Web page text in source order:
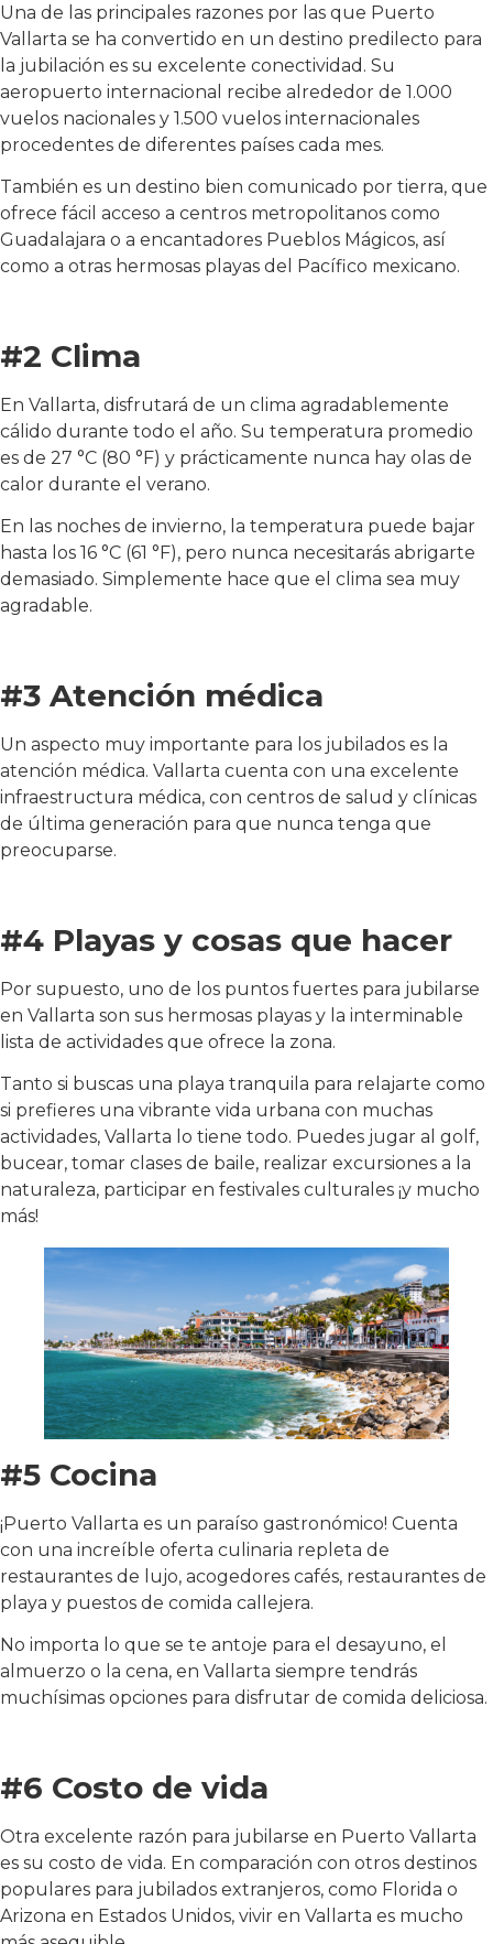
Una de las principales razones por las que Puerto
Vallarta se ha convertido en un destino predilecto para
la jubilación es su excelente conectividad. Su
aeropuerto internacional recibe alrededor de 1.000
vuelos nacionales y 1.500 vuelos internacionales
procedentes de diferentes países cada mes.
También es un destino bien comunicado por tierra, que
ofrece fácil acceso a centros metropolitanos como
Guadalajara o a encantadores Pueblos Mágicos, así
como a otras hermosas playas del Pacífico mexicano.
#2 Clima
En Vallarta, disfrutará de un clima agradablemente
cálido durante todo el año. Su temperatura promedio
es de 27 °C (80 °F) y prácticamente nunca hay olas de
calor durante el verano.
En las noches de invierno, la temperatura puede bajar
hasta los 16 °C (61 °F), pero nunca necesitarás abrigarte
demasiado. Simplemente hace que el clima sea muy
agradable.
#3 Atención médica
Un aspecto muy importante para los jubilados es la
atención médica. Vallarta cuenta con una excelente
infraestructura médica, con centros de salud y clínicas
de última generación para que nunca tenga que
preocuparse.
#4 Playas y cosas que hacer
Por supuesto, uno de los puntos fuertes para jubilarse
en Vallarta son sus hermosas playas y la interminable
lista de actividades que ofrece la zona.
Tanto si buscas una playa tranquila para relajarte como
si prefieres una vibrante vida urbana con muchas
actividades, Vallarta lo tiene todo. Puedes jugar al golf,
bucear, tomar clases de baile, realizar excursiones a la
naturaleza, participar en festivales culturales ¡y mucho
más!
#5 Cocina
¡Puerto Vallarta es un paraíso gastronómico! Cuenta
con una increíble oferta culinaria repleta de
restaurantes de lujo, acogedores cafés, restaurantes de
playa y puestos de comida callejera.
No importa lo que se te antoje para el desayuno, el
almuerzo o la cena, en Vallarta siempre tendrás
muchísimas opciones para disfrutar de comida deliciosa.
#6 Costo de vida
Otra excelente razón para jubilarse en Puerto Vallarta
es su costo de vida. En comparación con otros destinos
populares para jubilados extranjeros, como Florida o
Arizona en Estados Unidos, vivir en Vallarta es mucho